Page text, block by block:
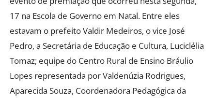
17 na Escola de Governo em Natal. Entre eles
estavam o prefeito Valdir Medeiros, o vice José
Pedro, a Secretária de Educação e Cultura, Luciclélia
Tomaz; equipe do Centro Rural de Ensino Bráulio
Lopes representada por Valdenúzia Rodrigues,
Aparecida Souza, Coordenadora Pedagógica da